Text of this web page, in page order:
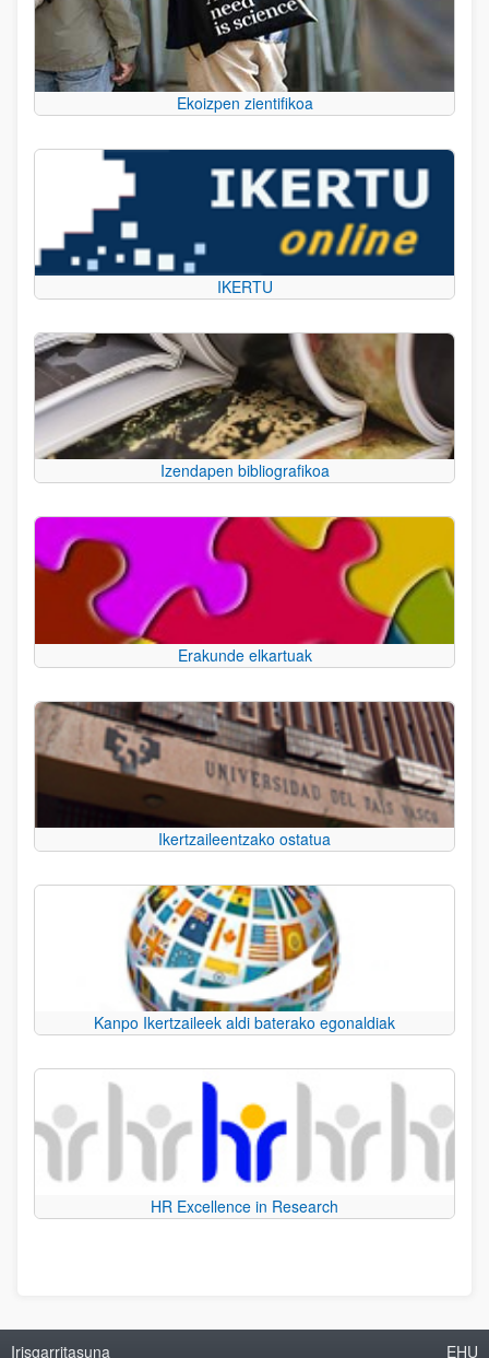
Ekoizpen zientifikoa
IKERTU
Izendapen bibliografikoa
Erakunde elkartuak
Ikertzaileentzako ostatua
Kanpo Ikertzaileek aldi baterako egonaldiak
HR Excellence in Research
Irisgarritasuna EHU